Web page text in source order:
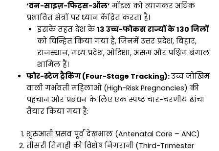
‘वन-साइज़-फिट्स-ऑल’ मॉडल को त्यागकर अधिक
प्रभावित क्षेत्रों पर ध्यान केंद्रित करता है।
इसके तहत देश के 13 उच्च-फोकस राज्यों के 130 जिलों
को चिन्हित किया गया है, जिनमें उत्तर प्रदेश, बिहार,
राजस्थान, मध्य प्रदेश, ओडिशा, असम और पश्चिम बंगाल
शामिल हैं।
फोर-स्टेज ट्रैकिंग (Four-Stage Tracking):उच्च जोखिम
वाली गर्भवती महिलाओं (High-Risk Pregnancies) की
पहचान और प्रबंधन के लिए एक स्पष्ट चार-चरणीय ढांचा
तैयार किया गया है:
शुरुआती प्रसव पूर्व देखभाल (Antenatal Care – ANC)
तीसरी तिमाही की विशेष निगरानी (Third-Trimester